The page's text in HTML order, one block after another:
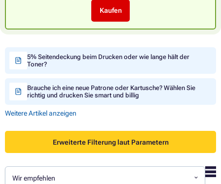
Kaufen
5% Seitendeckung beim Drucken oder wie lange hält der
Toner?
Brauche ich eine neue Patrone oder Kartusche? Wählen Sie
richtig und drucken Sie smart und billig
Weitere Artikel anzeigen
Erweiterte Filterung laut Parametern
Wir empfehlen